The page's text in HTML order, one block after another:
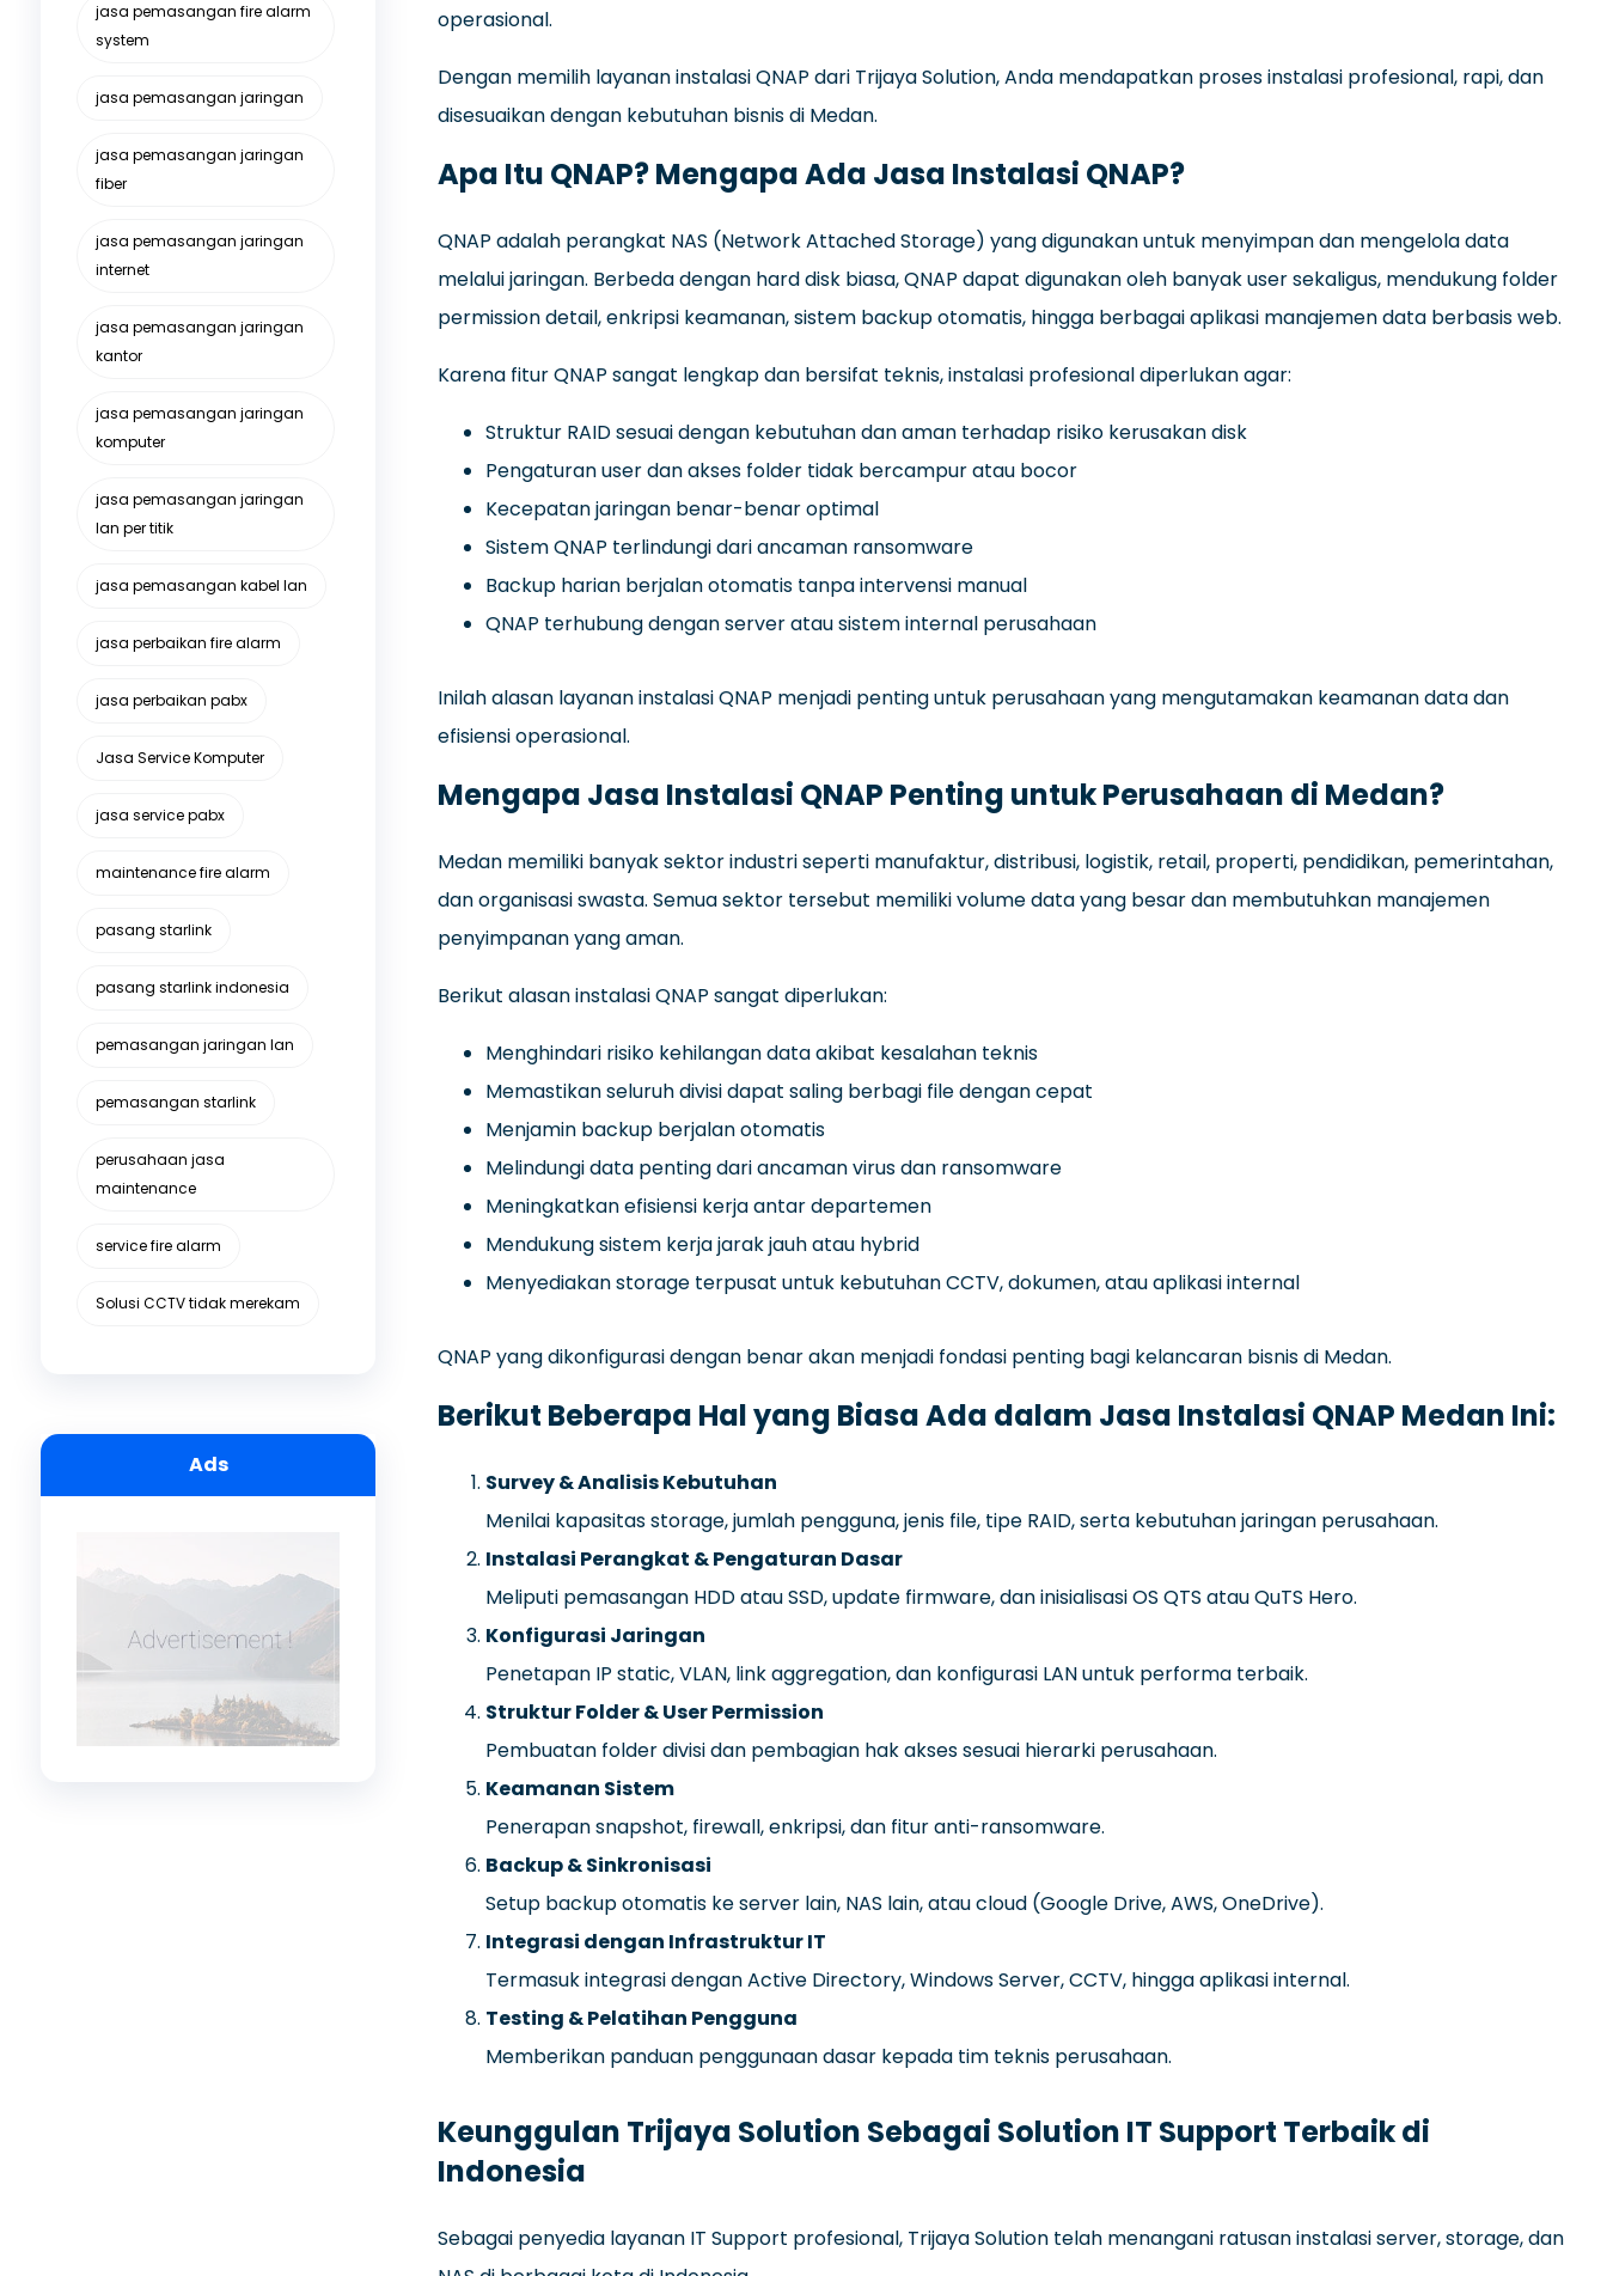
operasional.
Dengan memilih layanan instalasi QNAP dari Trijaya Solution, Anda mendapatkan proses instalasi profesional, rapi, dan
disesuaikan dengan kebutuhan bisnis di Medan.
Apa Itu QNAP? Mengapa Ada Jasa Instalasi QNAP?
QNAP adalah perangkat NAS (Network Attached Storage) yang digunakan untuk menyimpan dan mengelola data
melalui jaringan. Berbeda dengan hard disk biasa, QNAP dapat digunakan oleh banyak user sekaligus, mendukung folder
permission detail, enkripsi keamanan, sistem backup otomatis, hingga berbagai aplikasi manajemen data berbasis web.
Karena fitur QNAP sangat lengkap dan bersifat teknis, instalasi profesional diperlukan agar:
Struktur RAID sesuai dengan kebutuhan dan aman terhadap risiko kerusakan disk
Pengaturan user dan akses folder tidak bercampur atau bocor
Kecepatan jaringan benar-benar optimal
Sistem QNAP terlindungi dari ancaman ransomware
Backup harian berjalan otomatis tanpa intervensi manual
QNAP terhubung dengan server atau sistem internal perusahaan
Inilah alasan layanan instalasi QNAP menjadi penting untuk perusahaan yang mengutamakan keamanan data dan
efisiensi operasional.
Mengapa Jasa Instalasi QNAP Penting untuk Perusahaan di Medan?
Medan memiliki banyak sektor industri seperti manufaktur, distribusi, logistik, retail, properti, pendidikan, pemerintahan,
dan organisasi swasta. Semua sektor tersebut memiliki volume data yang besar dan membutuhkan manajemen
penyimpanan yang aman.
Berikut alasan instalasi QNAP sangat diperlukan:
Menghindari risiko kehilangan data akibat kesalahan teknis
Memastikan seluruh divisi dapat saling berbagi file dengan cepat
Menjamin backup berjalan otomatis
Melindungi data penting dari ancaman virus dan ransomware
Meningkatkan efisiensi kerja antar departemen
Mendukung sistem kerja jarak jauh atau hybrid
Menyediakan storage terpusat untuk kebutuhan CCTV, dokumen, atau aplikasi internal
QNAP yang dikonfigurasi dengan benar akan menjadi fondasi penting bagi kelancaran bisnis di Medan.
Berikut Beberapa Hal yang Biasa Ada dalam Jasa Instalasi QNAP Medan Ini:
Survey & Analisis Kebutuhan
Menilai kapasitas storage, jumlah pengguna, jenis file, tipe RAID, serta kebutuhan jaringan perusahaan.
Instalasi Perangkat & Pengaturan Dasar
Meliputi pemasangan HDD atau SSD, update firmware, dan inisialisasi OS QTS atau QuTS Hero.
Konfigurasi Jaringan
Penetapan IP static, VLAN, link aggregation, dan konfigurasi LAN untuk performa terbaik.
Struktur Folder & User Permission
Pembuatan folder divisi dan pembagian hak akses sesuai hierarki perusahaan.
Keamanan Sistem
Penerapan snapshot, firewall, enkripsi, dan fitur anti-ransomware.
Backup & Sinkronisasi
Setup backup otomatis ke server lain, NAS lain, atau cloud (Google Drive, AWS, OneDrive).
Integrasi dengan Infrastruktur IT
Termasuk integrasi dengan Active Directory, Windows Server, CCTV, hingga aplikasi internal.
Testing & Pelatihan Pengguna
Memberikan panduan penggunaan dasar kepada tim teknis perusahaan.
Keunggulan Trijaya Solution Sebagai Solution IT Support Terbaik di
Indonesia
Sebagai penyedia layanan IT Support profesional, Trijaya Solution telah menangani ratusan instalasi server, storage, dan
jasa pemasangan fire alarm
system
jasa pemasangan jaringan
jasa pemasangan jaringan
fiber
jasa pemasangan jaringan
internet
jasa pemasangan jaringan
kantor
jasa pemasangan jaringan
komputer
jasa pemasangan jaringan
lan per titik
jasa pemasangan kabel lan
jasa perbaikan fire alarm
jasa perbaikan pabx
Jasa Service Komputer
jasa service pabx
maintenance fire alarm
pasang starlink
pasang starlink indonesia
pemasangan jaringan lan
pemasangan starlink
perusahaan jasa
maintenance
service fire alarm
Solusi CCTV tidak merekam
Ads